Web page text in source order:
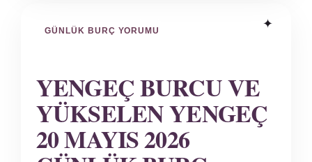
GÜNLÜK BURÇ YORUMU
YENGEÇ BURCU VE
YÜKSELEN YENGEÇ
20 MAYIS 2026